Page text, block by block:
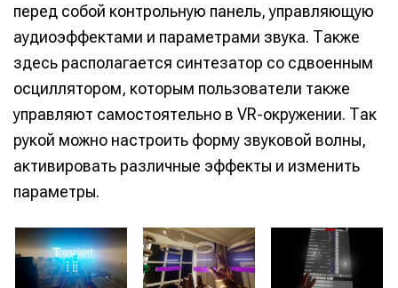
перед собой контрольную панель, управляющую
аудиоэффектами и параметрами звука. Также
здесь располагается синтезатор со сдвоенным
осциллятором, которым пользователи также
управляют самостоятельно в VR-окружении. Так
рукой можно настроить форму звуковой волны,
активировать различные эффекты и изменить
параметры.